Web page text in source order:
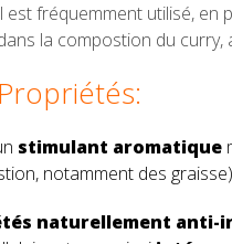
est fréquemment utilisé, en
la compostion du curry,
Propriétés:
stimulant aromatique
notamment des
naturellement anti-